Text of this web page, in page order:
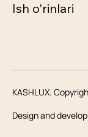
Ish o'rinlari
KASHLUX.
Design and